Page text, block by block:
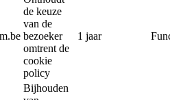
de keuze
van de
bezoeker
omtrent de
cookie
policy
1 jaar
Bijhouden